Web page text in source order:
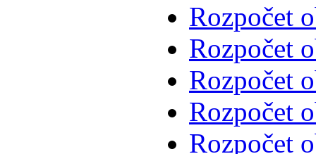
Rozpočet
Rozpočet
Rozpočet
Rozpočet
Rozpočet